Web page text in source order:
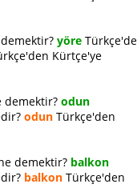
yöre
Kürtçe'ye
demektir? odun
odun Türkçe'den
demektir? balkon
balkon Türkçe'den